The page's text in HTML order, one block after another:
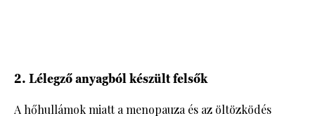
2. Lélegző anyagból készült felsők
A hőhullámok miatt a menopauza és az öltözködés